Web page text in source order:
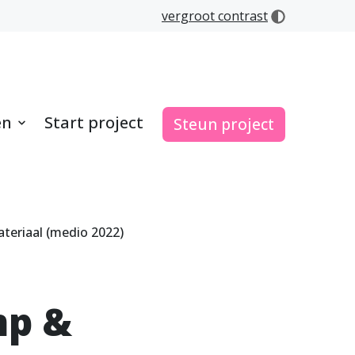
vergroot contrast
Start project Steun project
(medio 2022)
&